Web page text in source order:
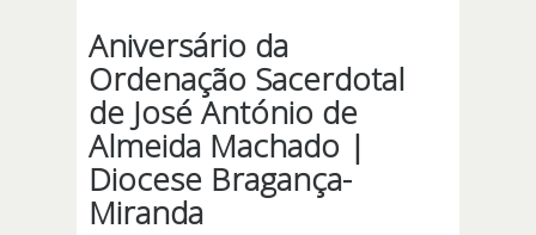
Aniversário da
Ordenação Sacerdotal
de José António de
Almeida Machado |
Diocese Bragança-
Miranda